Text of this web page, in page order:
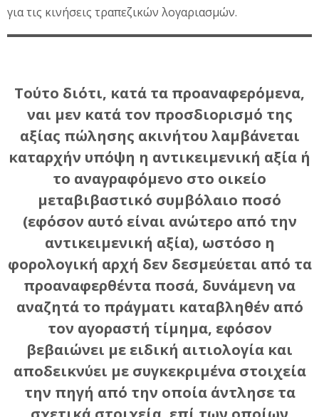
για τις κινήσεις τραπεζικών λογαριασμών.
Τούτο διότι, κατά τα προαναφερόμενα,
ναι μεν κατά τον προσδιορισμό της
αξίας πώλησης ακινήτου λαμβάνεται
καταρχήν υπόψη η αντικειμενική αξία ή
το αναγραφόμενο στο οικείο
μεταβιβαστικό συμβόλαιο ποσό
(εφόσον αυτό είναι ανώτερο από την
αντικειμενική αξία), ωστόσο η
φορολογική αρχή δεν δεσμεύεται από τα
προαναφερθέντα ποσά, δυνάμενη να
αναζητά το πράγματι καταβληθέν από
τον αγοραστή τίμημα, εφόσον
βεβαιώνει με ειδική αιτιολογία και
αποδεικνύει με συγκεκριμένα στοιχεία
την πηγή από την οποία άντλησε τα